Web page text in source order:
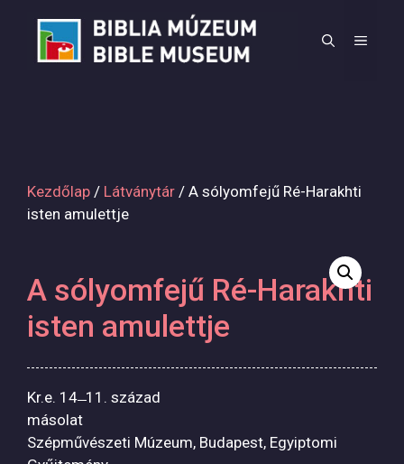
tartalomba
Kezdőlap / Látványtár / A sólyomfejű Ré-Harakhti
isten amulettje
A sólyomfejű Ré-Harakhti
isten amulettje
Kr.e. 14 ̶ 11. század
másolat
Szépművészeti Múzeum, Budapest, Egyiptomi